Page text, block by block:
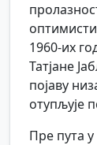
1960-их
Татјане
појаву
отупљује
Пре пута